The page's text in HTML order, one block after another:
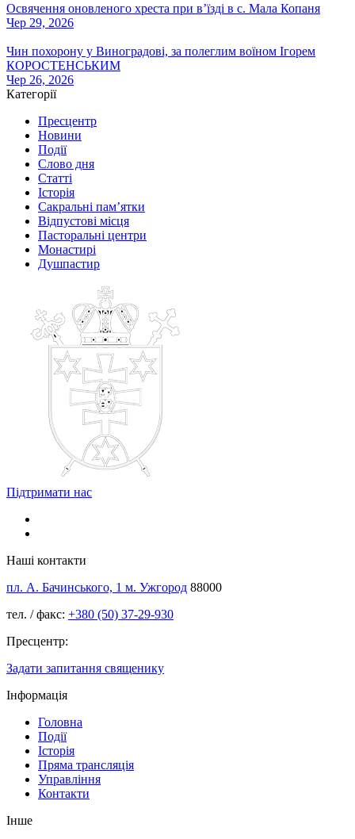
Освячення оновленого хреста при вʼїзді в с. Мала Копаня
Чер 29, 2026
Чин похорону у Виноградові, за полеглим воїном Ігорем
КОРОСТЕНСЬКИМ
Чер 26, 2026
Категорії
Пресцентр
Новини
Події
Слово дня
Статті
Історія
Сакральні пам’ятки
Відпустові місця
Пасторальні центри
Монастирі
Душпастир
Підтримати нас
Наші контакти
пл. А. Бачинського, 1 м. Ужгород 88000
тел. / факс: +380 (50) 37-29-930
Пресцентр:
Задати запитання священику
Інформація
Головна
Події
Історія
Пряма трансляція
Управління
Контакти
Інше